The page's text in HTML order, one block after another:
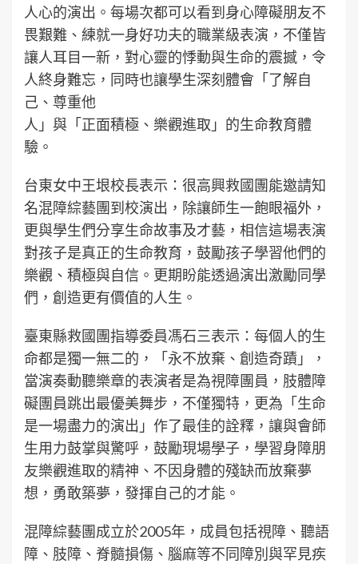
人心的演出。每場次都可以看到身心障礙朋友不
畏艱難、練就一身好功夫的職業級表演，不僅皆
讓人耳目一新，對心靈的悸動與生命的震撼，令
人終身難忘，同時也讓學生深刻體會「了解自
己、尊重他
人」與「正面積極、樂觀進取」的生命教育體
驗。
台東女中王垠校長表示：很高興救國團能邀請知
名混障綜藝團到校演出，除讓師生一飽眼福外，
更與學生們分享生命故事及才藝，相信這場表演
對孩子是真正的生命教育，鼓勵孩子學習他們的
樂觀、積極與自信。更期盼能透過演出激勵同學
們，創造更有價值的人生。
臺東縣救國團指導委員馮石三表示：每個人的生
命都是獨一無二的，「永不放棄、創造奇蹟」，
當演奏動聽樂章的表演者是為視障團員，肢體障
礙團員跳出最優美舞步，不僅獨特，更為「生命
是一場盡力的演出」作了最佳的詮釋，讓與會師
生用力鼓掌與驚呼，鼓勵現場學子，學習身障朋
友樂觀進取的精神、不因身體的殘缺而放棄夢
想，勇敢築夢，發揮自己的才能。
混障綜藝團成立於2005年，成員包括視障、聽語
障、肢障、脊髓損傷、腦麻等不同障別與罕見疾